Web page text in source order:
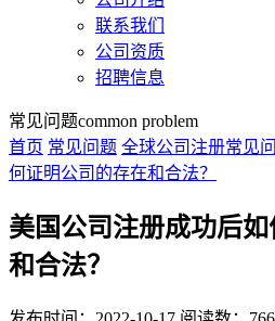
联系我们
公司资质
招聘信息
常见问题common problem
首页 常见问题 全球公司注册常见
何证明公司的存在和合法？
美国公司注册成功后
和合法？